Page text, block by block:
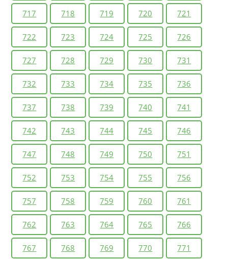
717 718 719 720 721
722 723 724 725 726
727 728 729 730 731
732 733 734 735 736
737 738 739 740 741
742 743 744 745 746
747 748 749 750 751
752 753 754 755 756
757 758 759 760 761
762 763 764 765 766
767 768 769 770 771